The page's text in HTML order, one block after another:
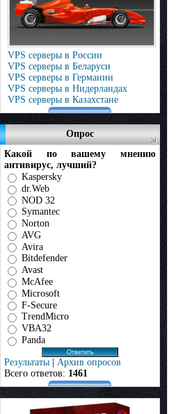
VPS серверы в России
VPS серверы в Беларуси
VPS серверы в Германии
VPS серверы в Нидерландах
VPS серверы в Казахстане
Опрос
Какой по вашему мнению
антивирус, лучший?
Kaspersky
dr.Web
NOD 32
Symantec
Norton
AVG
Avira
Bitdefender
Avast
McAfee
Microsoft
F-Secure
TrendMicro
VBA32
Panda
Результаты | Архив опросов
Всего ответов: 1461